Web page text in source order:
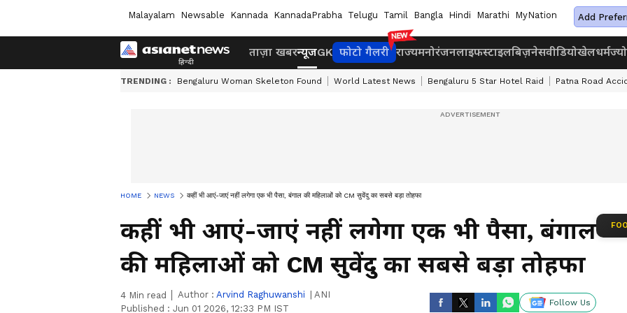
Malayalam Newsable Kannada KannadaPrabha Telugu Tamil Bangla Hindi Marathi MyNation Add
ताज़ा खबरन्यूजGK फोटो गैलरी राज्यमनोरंजनलाइफस्टाइलबिज़नेसवीडियोखेलधर्म
TRENDING : Bengaluru Woman Skeleton Found World Latest News Bengaluru 5 Star Hotel Raid Patna Road
HOME NEWS कहीं भी आएं-जाएं नहीं लगेगा एक भी पैसा, बंगाल की महिलाओं को CM सुवेंदु का सबसे बड़ा तोहफा
कहीं भी आएं-जाएं नहीं लगेगा एक भी पैसा, बंगाल
की महिलाओं को CM सुवेंदु का सबसे बड़ा तोहफा
4 Min read Author : Arvind Raghuwanshi
ANI
Published : Jun 01 2026, 12:33 PM IST
Follow Us